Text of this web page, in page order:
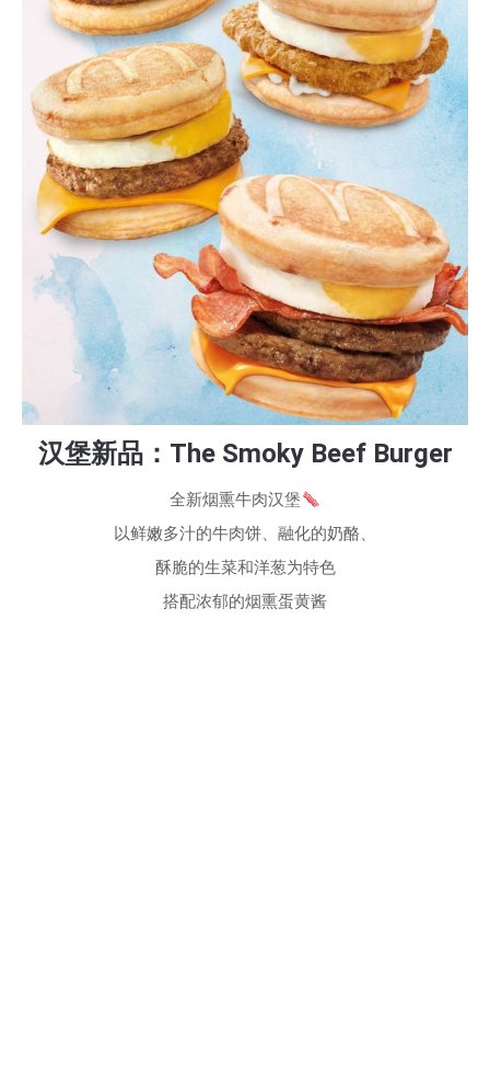
汉堡新品：The Smoky Beef Burger
全新烟熏牛肉汉堡
以鲜嫩多汁的牛肉饼、融化的奶酪、
酥脆的生菜和洋葱为特色
搭配浓郁的烟熏蛋黄酱